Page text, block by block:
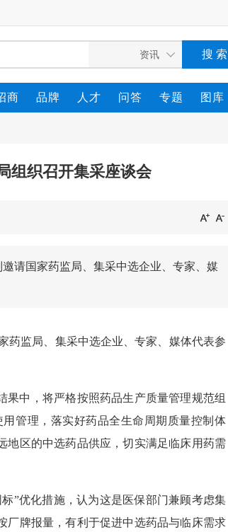
商 品牌 人才 问答 专题 图库
组织召开集采座谈会
请国家药监局、集采中选企业、专家、媒
药监局、集采中选企业、专家、媒体代表参
中，将严格按照药品生产质量管理规范组
管理，落实好药品全生命周期质量控制体
地区的中选药品供应，切实满足临床用药需
”优化措施，认为这是医保部门兼顾考虑集
厂牌报量，有利于促进中选药品与临床需求